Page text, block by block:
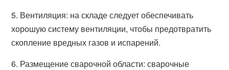
5. Вентиляция: на складе следует обеспечивать
хорошую систему вентиляции, чтобы предотвратить
скопление вредных газов и испарений.
6. Размещение сварочной области: сварочные